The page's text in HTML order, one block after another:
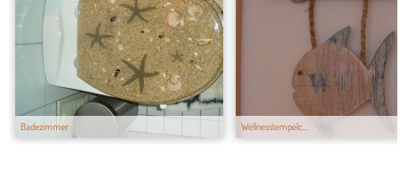
Badezimmer Wellnesstempelc...